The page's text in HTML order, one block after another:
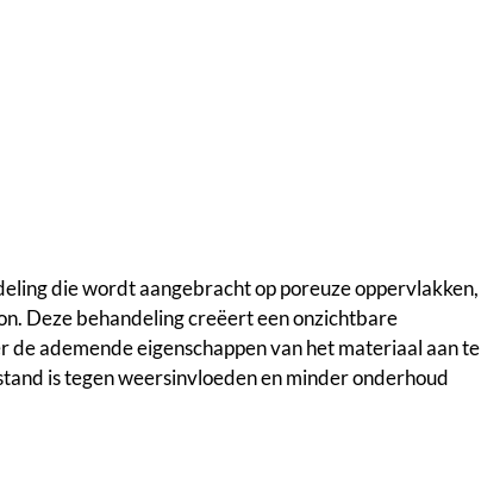
die wordt aangebracht op poreuze oppervlakken,
Deze behandeling creëert een onzichtbare
ademende eigenschappen van het materiaal aan te
is tegen weersinvloeden en minder onderhoud